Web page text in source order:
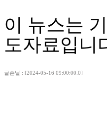
이 뉴스는
도자료입니
글쓴날 : [2024-05-16 09:00:00.0]